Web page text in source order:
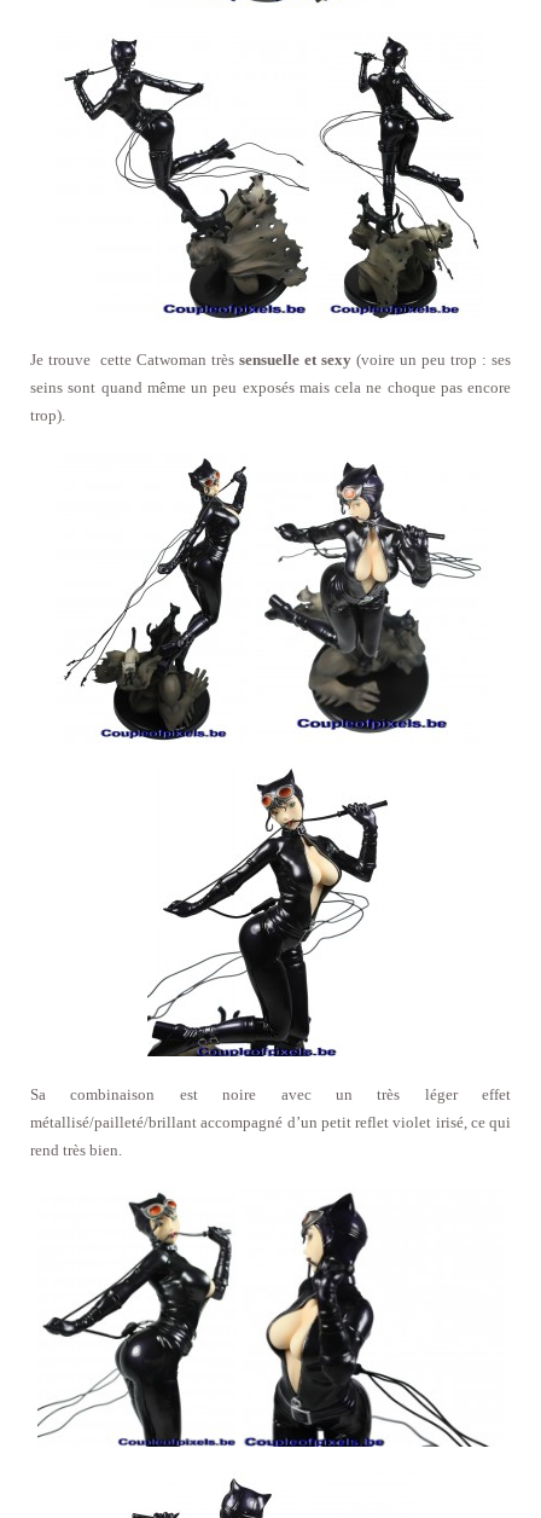
Je trouve cette Catwoman très sensuelle et sexy (voire un peu trop : ses
seins sont quand même un peu exposés mais cela ne choque pas encore
trop).
Sa combinaison est noire avec un très léger effet
métallisé/pailleté/brillant accompagné d’un petit reflet violet irisé, ce qui
rend très bien.